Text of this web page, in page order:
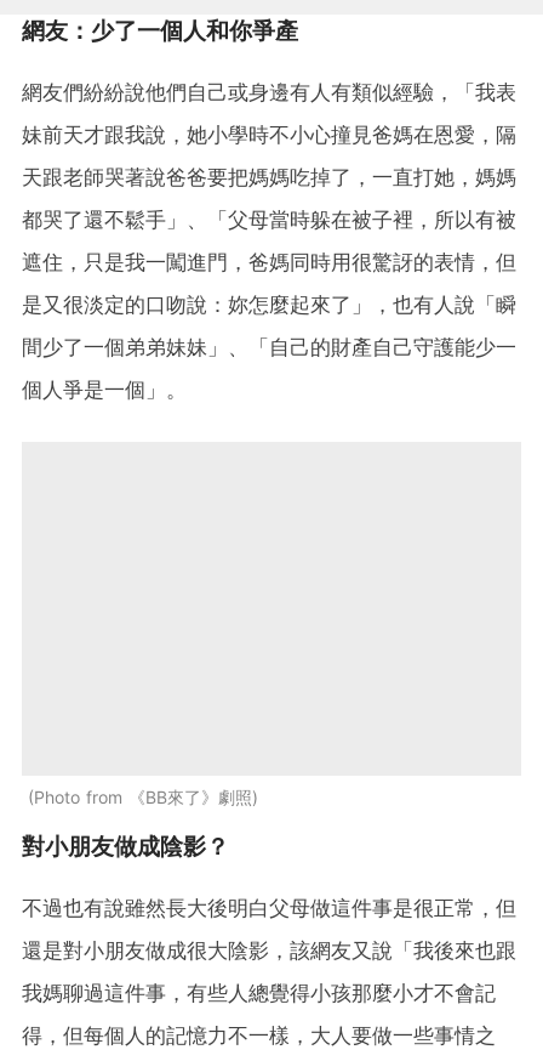
網友：少了一個人和你爭產
網友們紛紛說他們自己或身邊有人有類似經驗，「我表
妹前天才跟我說，她小學時不小心撞見爸媽在恩愛，隔
天跟老師哭著說爸爸要把媽媽吃掉了，一直打她，媽媽
都哭了還不鬆手」、「父母當時躲在被子裡，所以有被
遮住，只是我一闖進門，爸媽同時用很驚訝的表情，但
是又很淡定的口吻說：妳怎麼起來了」，也有人說「瞬
間少了一個弟弟妹妹」、「自己的財產自己守護能少一
個人爭是一個」。
Photo from 《BB來了》劇照
對小朋友做成陰影？
不過也有說雖然長大後明白父母做這件事是很正常，但
還是對小朋友做成很大陰影，該網友又說「我後來也跟
我媽聊過這件事，有些人總覺得小孩那麼小才不會記
得，但每個人的記憶力不一樣，大人要做一些事情之